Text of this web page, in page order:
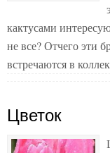
кактусами
не все? Отчего эти
встречаются в
Цветок